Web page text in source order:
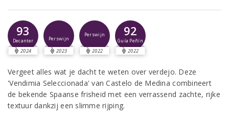
93
Decanter
2024
Perswijn
2023
Perswijn
2022
92
Guía Peñín
2022
Vergeet alles wat je dacht te weten over verdejo. Deze
'Vendimia Seleccionada' van Castelo de Medina combineert
de bekende Spaanse frisheid met een verrassend zachte, rijke
textuur dankzij een slimme rijping.